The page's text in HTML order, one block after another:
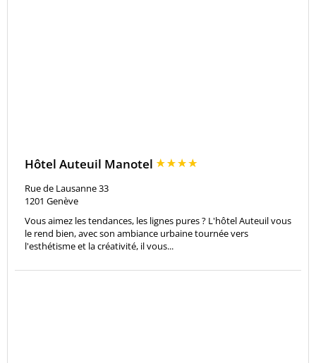
Hôtel Auteuil Manotel
Rue de Lausanne 33
1201 Genève
Vous aimez les tendances, les lignes pures ? L'hôtel Auteuil vous
le rend bien, avec son ambiance urbaine tournée vers
l'esthétisme et la créativité, il vous...